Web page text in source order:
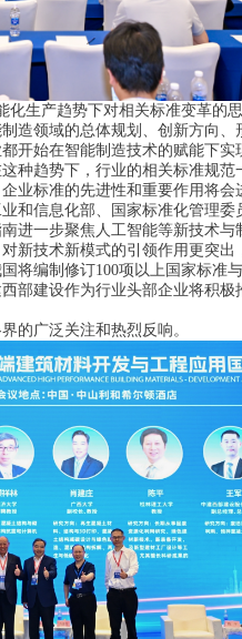
生产趋势下对相关标准变革的
造领域的总体规划、创新方向、
开始在智能制造技术的赋能下实
种趋势下，行业的相关标准规范
业标准的先进性和重要作用将会
和信息化部、国家标准化管理委
进一步聚焦人工智能等新技术与
新技术新模式的引领作用更突出
将编制修订100项以上国家标准
部建设作为行业头部企业将积极
的广泛关注和热烈反响。